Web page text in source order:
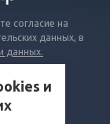
согласие на
данных, в
данных.
и